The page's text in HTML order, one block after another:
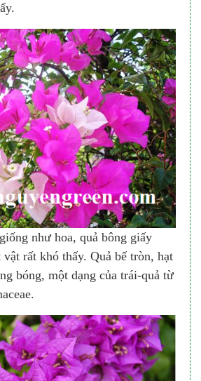
như hoa, quả bông giấy
rất khó thấy. Quả bế tròn, hạt
bóng, một dạng của trái-quả từ